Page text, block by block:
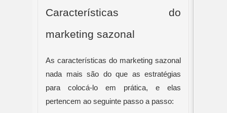
Características do
marketing sazonal
As características do marketing sazonal
nada mais são do que as estratégias
para colocá-lo em prática, e elas
pertencem ao seguinte passo a passo: